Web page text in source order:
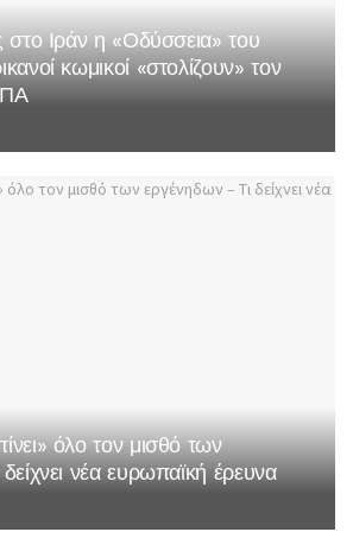
στο Ιράν η «Οδύσσεια» του
κωμικοί «στολίζουν» τον
όλο τον μισθό των
νέα ευρωπαϊκή έρευνα